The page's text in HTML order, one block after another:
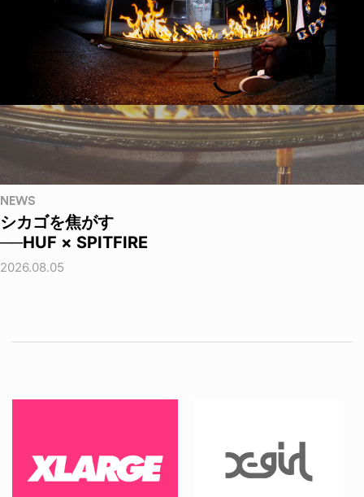
NEWS
シカゴを焦がす
──HUF × SPITFIRE
2026.08.05